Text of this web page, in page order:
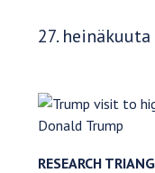
Julkaisupäivä:
27.
Donald Trump
RESEARCH